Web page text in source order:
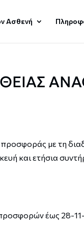
Ασθενή
με τη
και ετήσια
έως 28-